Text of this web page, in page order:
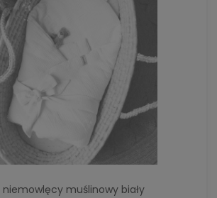
niemowlęcy muślinowy biały